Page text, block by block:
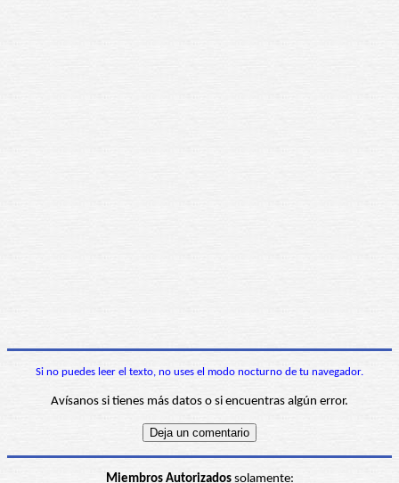
Si no puedes leer el texto, no uses el modo nocturno de tu navegador.
Avísanos si tienes más datos o si encuentras algún error.
Miembros Autorizadossolamente: